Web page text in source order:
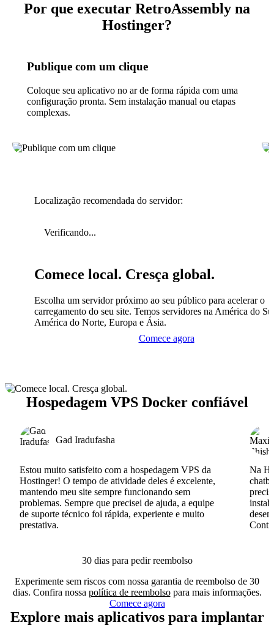
Por que executar RetroAssembly na
Hostinger?
Publique com um clique
Coloque seu aplicativo no ar de forma rápida com uma
configuração pronta. Sem instalação manual ou etapas
complexas.
Localização recomendada do servidor:
Verificando...
Comece local. Cresça global.
Escolha um servidor próximo ao seu público para acelerar o
carregamento do seu site. Temos servidores na América do
América do Norte, Europa e Ásia.
Comece agora
Hospedagem VPS Docker confiável
Gad Iradufasha
Estou muito satisfeito com a hospedagem VPS da
Hostinger! O tempo de atividade deles é excelente,
mantendo meu site sempre funcionando sem
problemas. Sempre que precisei de ajuda, a equipe
de suporte técnico foi rápida, experiente e muito
prestativa.
Na
30 dias para pedir reembolso
Experimente sem riscos com nossa garantia de reembolso de 30
dias. Confira nossa política de reembolsopara mais informações.
Comece agora
Explore mais aplicativos para implantar